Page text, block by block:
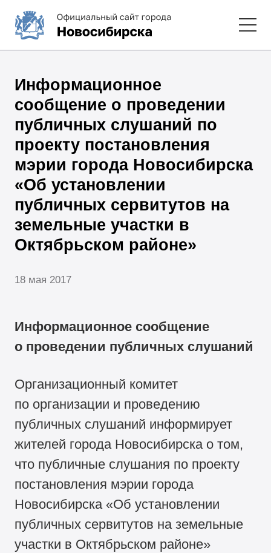
Информационное
сообщение о проведении
публичных слушаний по
проекту постановления
мэрии города Новосибирска
«Об установлении
публичных сервитутов на
земельные участки в
Октябрьском районе»
18 мая 2017
Информационное сообщение
о проведении публичных слушаний
Организационный комитет
по организации и проведению
публичных слушаний информирует
жителей города Новосибирска о том,
что публичные слушания по проекту
постановления мэрии города
Новосибирска «Об установлении
публичных сервитутов на земельные
участки в Октябрьском районе»